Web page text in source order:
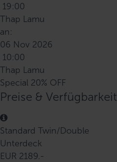
19:00
Thap Lamu
an:
06 Nov 2026
10:00
Thap Lamu
Special 20% OFF
Preise & Verfügbarkeit
Standard Twin/Double
Unterdeck
EUR 2189.-